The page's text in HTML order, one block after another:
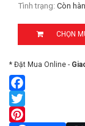
Tình trạng: Còn
CHỌN
* Đặt Mua Online -
Facebook
Twitter